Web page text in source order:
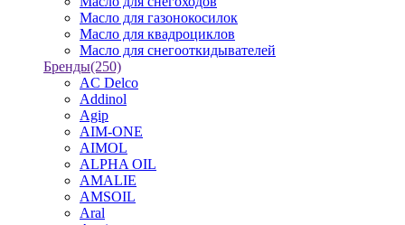
Масло для газонокосилок
Масло для квадроциклов
Масло для снегооткидывателей
Бренды(250)
AC Delco
Addinol
Agip
AIM-ONE
AIMOL
ALPHA OIL
AMALIE
AMSOIL
Aral